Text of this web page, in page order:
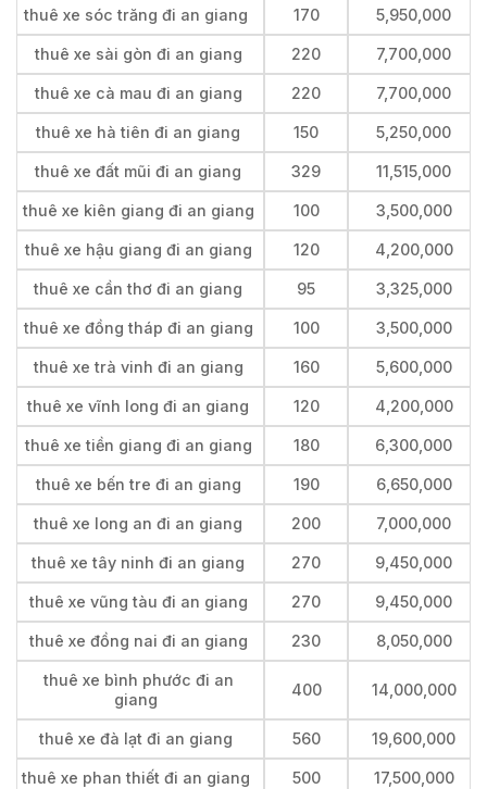
thuê xe sóc trăng đi an giang 170 5,950,000
thuê xe sài gòn đi an giang 220 7,700,000
thuê xe cà mau đi an giang 220 7,700,000
thuê xe hà tiên đi an giang 150 5,250,000
thuê xe đất mũi đi an giang 329 11,515,000
thuê xe kiên giang đi an giang 100 3,500,000
thuê xe hậu giang đi an giang 120 4,200,000
thuê xe cần thơ đi an giang 95 3,325,000
thuê xe đồng tháp đi an giang 100 3,500,000
thuê xe trà vinh đi an giang 160 5,600,000
thuê xe vĩnh long đi an giang 120 4,200,000
thuê xe tiền giang đi an giang 180 6,300,000
thuê xe bến tre đi an giang 190 6,650,000
thuê xe long an đi an giang 200 7,000,000
thuê xe tây ninh đi an giang 270 9,450,000
thuê xe vũng tàu đi an giang 270 9,450,000
thuê xe đồng nai đi an giang 230 8,050,000
thuê xe bình phước đi an
giang
400 14,000,000
thuê xe đà lạt đi an giang 560 19,600,000
thuê xe phan thiết đi an giang 500 17,500,000